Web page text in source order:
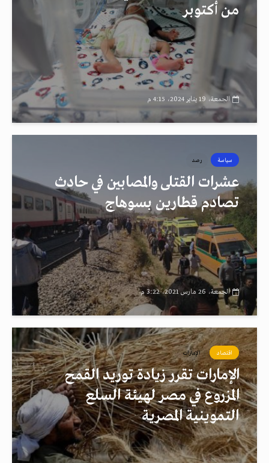
من أكتوبر
الجمعة، 19 يناير 2024، 4:15 م
سياسة رصد
عشرات القتلى والمصابين في حادث
تصادم قطارين بسوهاج
الجمعة، 26 مارس 2021، 3:22 م
اقتصاد الإمارات
الإمارات تقرر زيادة توريد القمح
المزروع في مصر لهيئة السلع
التموينية المصرية